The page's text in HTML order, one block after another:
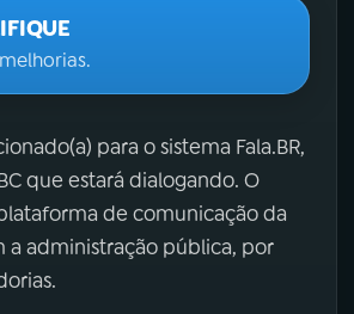
para o sistema Fala.BR,
que estará dialogando. O
de comunicação da
a administração pública, por